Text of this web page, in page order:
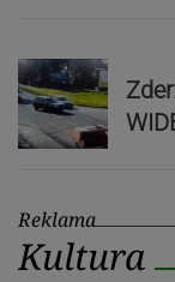
Reklama
Kultura